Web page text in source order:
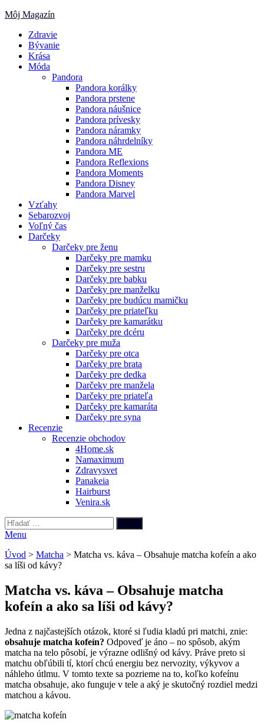
Skip
content
Môj Magazín
Zdravie
Bývanie
Krása
Móda
Pandora
Pandora korálky
Pandora prstene
Pandora náušnice
Pandora prívesky
Pandora náramky
Pandora náhrdelníky
Pandora ME
Pandora Reflexions
Pandora Moments
Pandora Disney
Pandora Marvel
Vzťahy
Sebarozvoj
Voľný čas
Darčeky
Darčeky pre ženu
Darčeky pre mamku
Darčeky pre sestru
Darčeky pre babku
Darčeky pre manželku
Darčeky pre budúcu mamičku
Darčeky pre priateľku
Darčeky pre kamarátku
Darčeky pre dcéru
Darčeky pre muža
Darčeky pre otca
Darčeky pre brata
Darčeky pre dedka
Darčeky pre manžela
Darčeky pre priateľa
Darčeky pre kamaráta
Darčeky pre syna
Recenzie
Recenzie obchodov
4Home.sk
Namaximum
Zdravysvet
Panakeia
Hairburst
Venira.sk
Hľadať:
Menu
Úvod > Matcha > Matcha vs. káva – Obsahuje matcha kofeín a ako
sa líši od kávy?
Matcha vs. káva – Obsahuje matcha
kofeín a ako sa líši od kávy?
Jedna z najčastejších otázok, ktoré si ľudia kladú pri matchi, znie:
obsahuje matcha kofeín? Odpoveď je áno – no spôsob, akým
matcha na telo pôsobí, je výrazne odlišný od kávy. Práve preto si
matchu obľúbili tí, ktorí chcú energiu bez nervozity, výkyvov a
náhleho útlmu. V tomto texte sa pozrieme na to, koľko kofeínu
matcha obsahuje, ako funguje v tele a aký je skutočný rozdiel medzi
matchou a kávou.